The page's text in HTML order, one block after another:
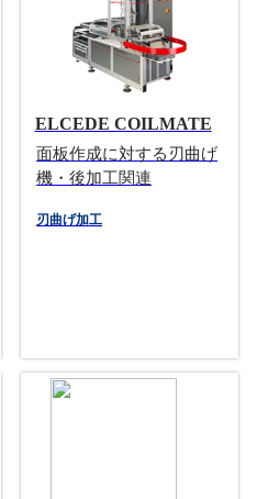
ELCEDE COILMATE
面板作成に対する刃曲げ
機・後加工関連
刃曲げ加工